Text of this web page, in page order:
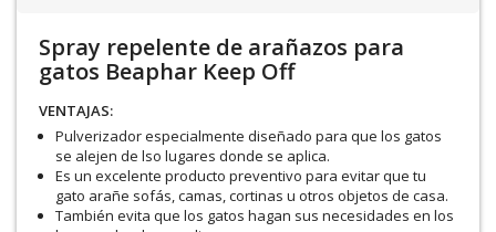
Spray repelente de arañazos para
gatos Beaphar Keep Off
VENTAJAS:
Pulverizador especialmente diseñado para que los gatos
se alejen de lso lugares donde se aplica.
Es un excelente producto preventivo para evitar que tu
gato arañe sofás, camas, cortinas u otros objetos de casa.
También evita que los gatos hagan sus necesidades en los